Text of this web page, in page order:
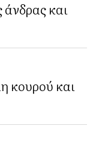
και
κουρού και